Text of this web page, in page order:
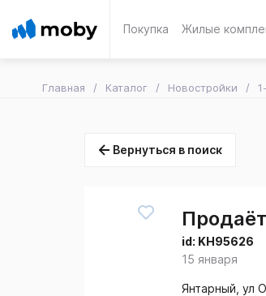
Покупка Жилые
Главная Каталог Новостройки
Вернуться в поиск
id: KH95626
15 января
Янтарный, ул